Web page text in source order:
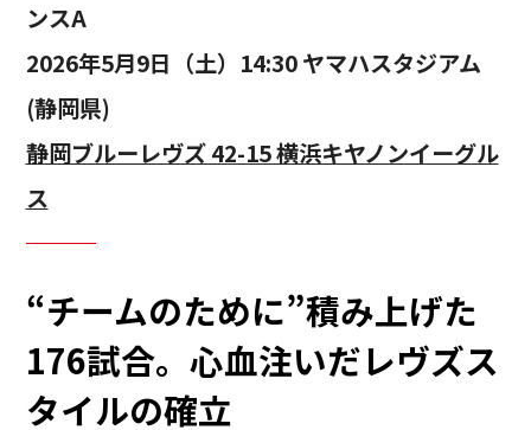
ンスA
2026年5月9日（土）14:30 ヤマハスタジアム
(静岡県)
静岡ブルーレヴズ 42-15 横浜キヤノンイーグル
ス
“チームのために”積み上げた
176試合。心血注いだレヴズス
タイルの確立